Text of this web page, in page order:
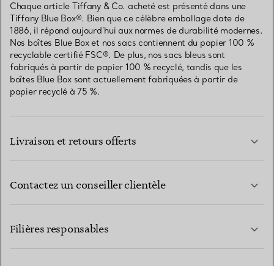
Chaque article Tiffany & Co. acheté est présenté dans une
Tiffany Blue Box®. Bien que ce célèbre emballage date de
1886, il répond aujourd’hui aux normes de durabilité modernes.
Nos boîtes Blue Box et nos sacs contiennent du papier 100 %
recyclable certifié FSC®. De plus, nos sacs bleus sont
fabriqués à partir de papier 100 % recyclé, tandis que les
boîtes Blue Box sont actuellement fabriquées à partir de
papier recyclé à 75 %.
Livraison et retours offerts
Contactez un conseiller clientèle
Filières responsables